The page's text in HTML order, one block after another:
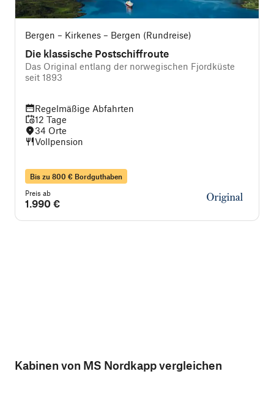
Bergen – Kirkenes – Bergen (Rundreise)
Die klassische Postschiffroute
Das Original entlang der norwegischen Fjordküste
seit 1893
Regelmäßige Abfahrten
12 Tage
34 Orte
Vollpension
Bis zu 800 € Bordguthaben
Preis ab
1.990 €
Kabinen von MS Nordkapp vergleichen